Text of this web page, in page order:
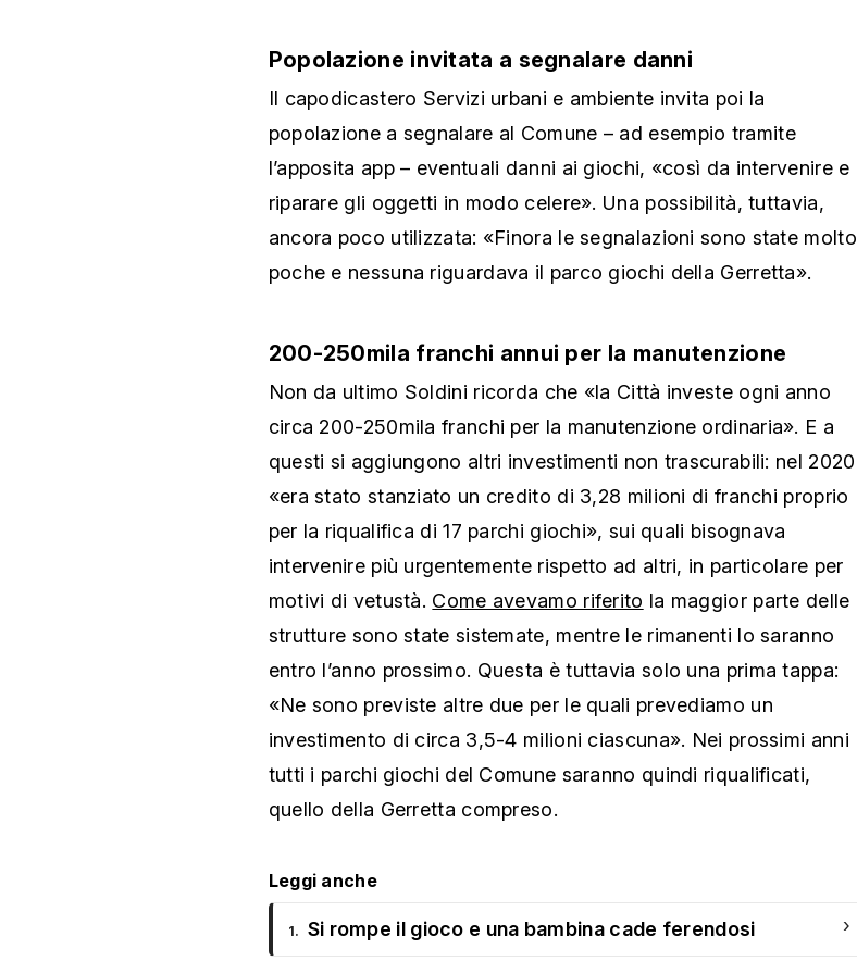
Popolazione invitata a segnalare danni
Il capodicastero Servizi urbani e ambiente invita poi la
popolazione a segnalare al Comune – ad esempio tramite
l’apposita app – eventuali danni ai giochi, «così da intervenire e
riparare gli oggetti in modo celere». Una possibilità, tuttavia,
ancora poco utilizzata: «Finora le segnalazioni sono state molto
poche e nessuna riguardava il parco giochi della Gerretta».
200-250mila franchi annui per la manutenzione
Non da ultimo Soldini ricorda che «la Città investe ogni anno
circa 200-250mila franchi per la manutenzione ordinaria». E a
questi si aggiungono altri investimenti non trascurabili: nel 2020
«era stato stanziato un credito di 3,28 milioni di franchi proprio
per la riqualifica di 17 parchi giochi», sui quali bisognava
intervenire più urgentemente rispetto ad altri, in particolare per
motivi di vetustà. Come avevamo riferito la maggior parte delle
strutture sono state sistemate, mentre le rimanenti lo saranno
entro l’anno prossimo. Questa è tuttavia solo una prima tappa:
«Ne sono previste altre due per le quali prevediamo un
investimento di circa 3,5-4 milioni ciascuna». Nei prossimi anni
tutti i parchi giochi del Comune saranno quindi riqualificati,
quello della Gerretta compreso.
Leggi anche
1. Si rompe il gioco e una bambina cade ferendosi ›